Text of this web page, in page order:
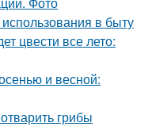
в быту
цвести все лето:
и весной:
грибы